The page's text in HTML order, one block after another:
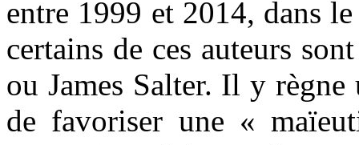
entre 1999 et 2014, dans
certains de ces auteurs
ou James Salter. Il y
de favoriser une «